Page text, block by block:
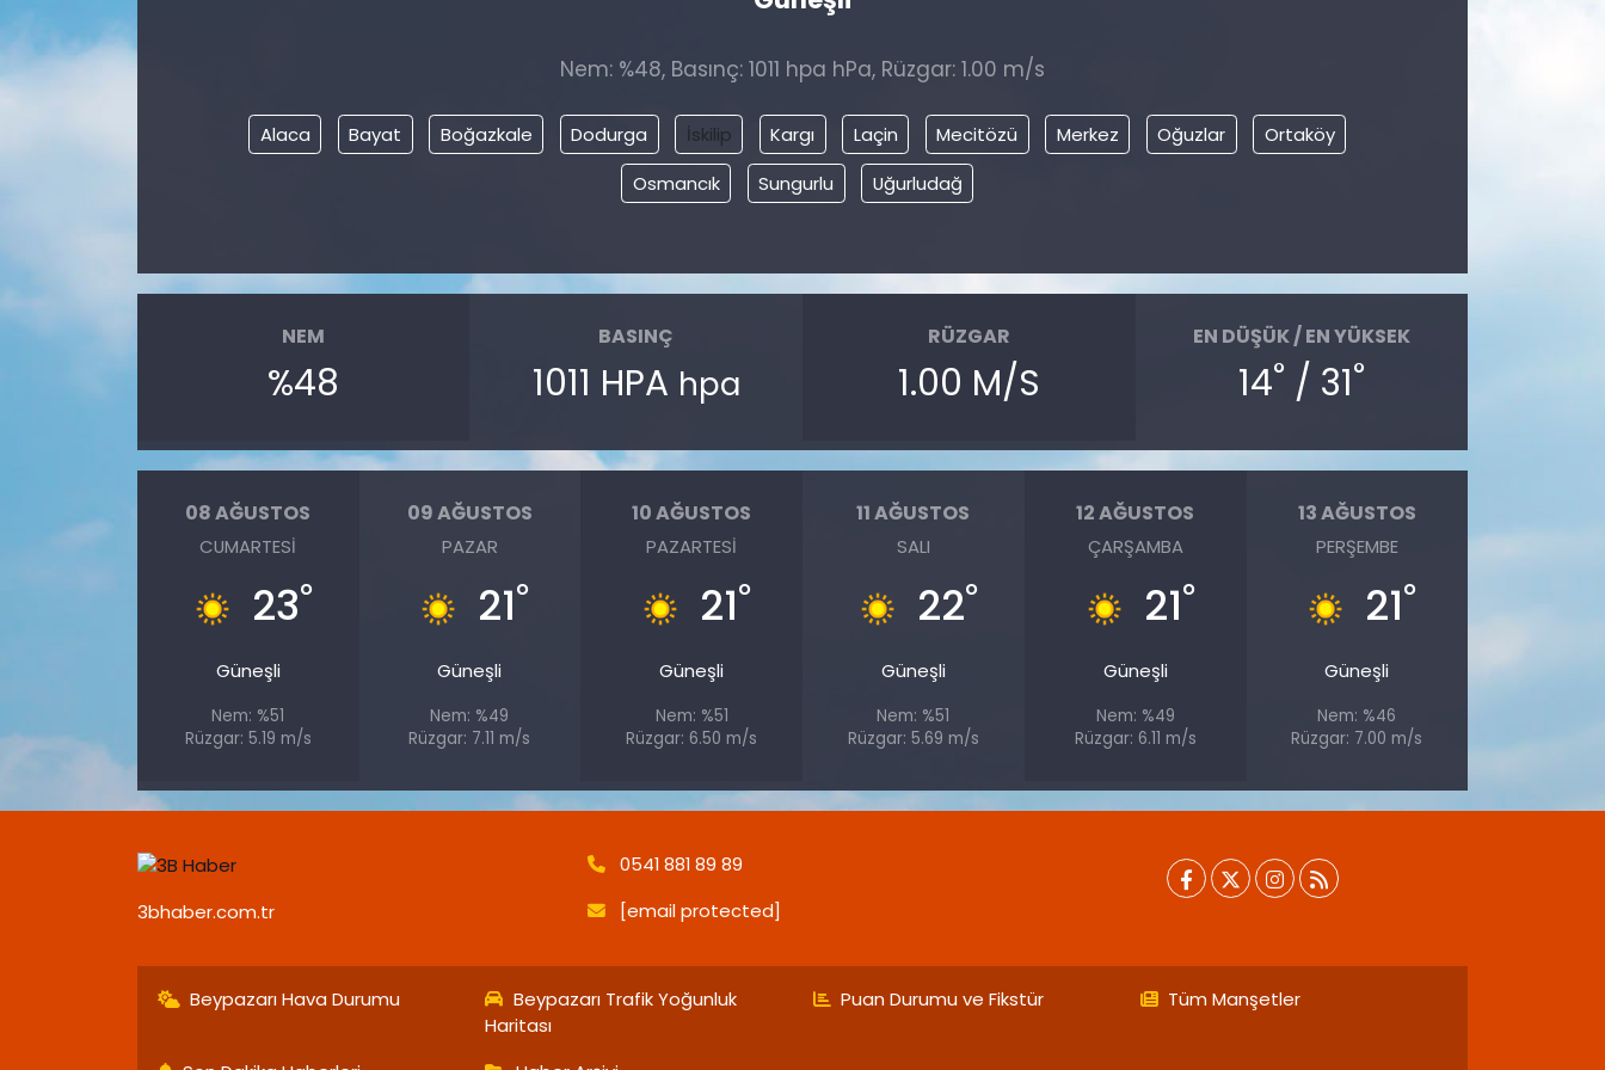
Nem: %48, Basınç: 1011 hpa hPa, Rüzgar: 1.00 m/s
Alaca Bayat Boğazkale Dodurga İskilip Kargı Laçin Mecitözü Merkez Oğuzlar
Ortaköy
Osmancık
Sungurlu Uğurludağ
NEM
%48
BASINÇ
1011 HPA hpa
RÜZGAR
1.00 M/S
EN DÜŞÜK / EN YÜKSEK
14° / 31°
08 AĞUSTOS
CUMARTESI
23°
Güneşli
Nem: %51
Rüzgar: 5.19 m/s
09 AĞUSTOS
PAZAR
21°
Güneşli
Nem: %49
Rüzgar: 7.11 m/s
10 AĞUSTOS
PAZARTESI
21°
Güneşli
Nem: %51
Rüzgar: 6.50 m/s
11 AĞUSTOS
SALI
22°
Güneşli
Nem: %51
Rüzgar: 5.69 m/s
12 AĞUSTOS
ÇARŞAMBA
21°
Güneşli
Nem: %49
Rüzgar: 6.11 m/s
13 AĞUSTOS
PERŞEMBE
21°
Güneşli
Nem: %46
Rüzgar: 7.00 m/s
3bhaber.com.tr
0541 881 89 89
[email protected]
Beypazarı Hava Durumu
Beypazarı Trafik Yoğunluk
Haritası
Puan Durumu ve Fikstür Tüm Manşetler